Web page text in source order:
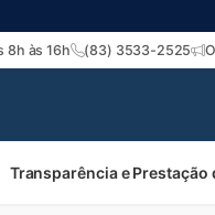
8h às 16h (83) 3533-2525
Transparência e Prestação